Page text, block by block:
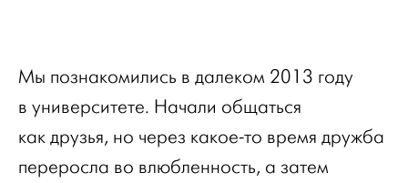
Мы познакомились в далеком 2013 году
в университете. Начали общаться
как друзья, но через какое-то время дружба
переросла во влюбленность, а затем